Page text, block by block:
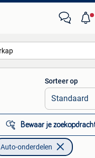
Alle afstanden…
Sorteer op
Bewaar je
Auto-onderdelen